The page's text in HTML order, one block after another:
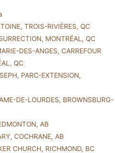
TROIS-RIVIÈRES, QC
MONTRÉAL, QC
DES-ANGES, CARREFOUR
QC
PARC-EXTENSION,
DE-LOURDES, BROWNSBURG-
AB
COCHRANE, AB
CHURCH, RICHMOND, BC